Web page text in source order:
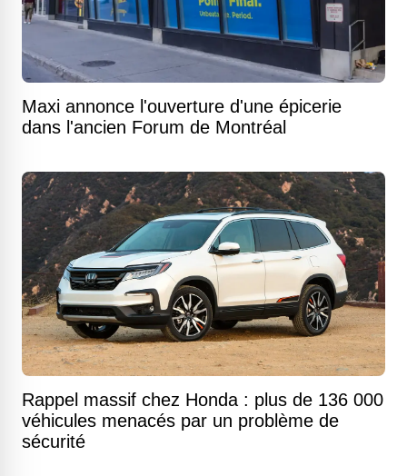
Maxi annonce l'ouverture d'une épicerie
dans l'ancien Forum de Montréal
Rappel massif chez Honda : plus de 136 000
véhicules menacés par un problème de
sécurité